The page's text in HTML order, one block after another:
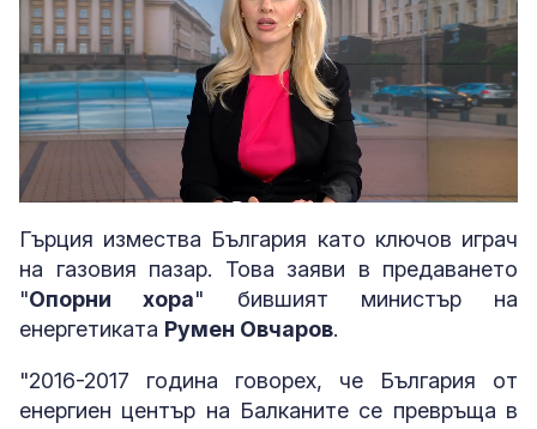
Loaded
5.30%
Гърция измества България като ключов играч
на газовия пазар. Това заяви в предаването
"Опорни хора" бившият министър на
енергетиката Румен Овчаров.
"2016-2017 година говорех, че България от
енергиен център на Балканите се превръща в